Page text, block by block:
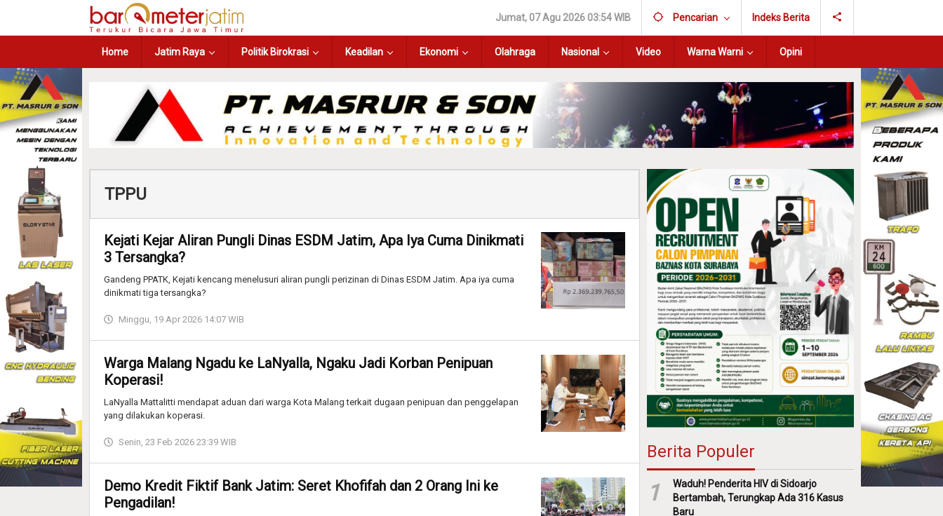
Jumat, 07 Agu 2026 03:54 WIB Pencarian Indeks Berita
Home Jatim Raya Politik Birokrasi Keadilan Ekonomi Olahraga Nasional Video Warna Warni Opini
TPPU
Kejati Kejar Aliran Pungli Dinas ESDM Jatim, Apa Iya Cuma Dinikmati
3 Tersangka?
Gandeng PPATK, Kejati kencang menelusuri aliran pungli perizinan di Dinas ESDM Jatim. Apa iya cuma
dinikmati tiga tersangka?
Minggu, 19 Apr 2026 14:07 WIB
Warga Malang Ngadu ke LaNyalla, Ngaku Jadi Korban Penipuan
Koperasi!
LaNyalla Mattalitti mendapat aduan dari warga Kota Malang terkait dugaan penipuan dan penggelapan
yang dilakukan koperasi.
Senin, 23 Feb 2026 23:39 WIB
Demo Kredit Fiktif Bank Jatim: Seret Khofifah dan 2 Orang Ini ke
Pengadilan!
Berita Populer
1
Waduh! Penderita HIV di Sidoarjo
Bertambah, Terungkap Ada 316 Kasus
Baru